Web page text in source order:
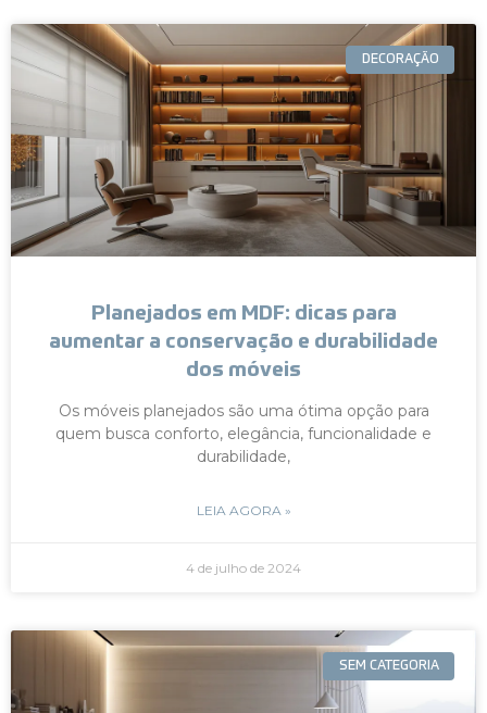
DECORAÇÃO
Planejados em MDF: dicas para
aumentar a conservação e durabilidade
dos móveis
Os móveis planejados são uma ótima opção para
quem busca conforto, elegância, funcionalidade e
durabilidade,
LEIA AGORA »
4 de julho de 2024
SEM CATEGORIA